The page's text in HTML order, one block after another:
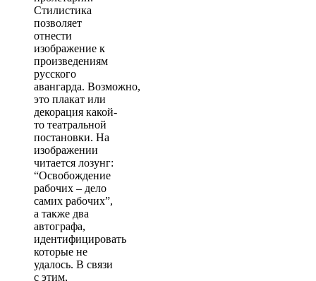
Стилистика
позволяет
отнести
изображение к
произведениям
русского
авангарда. Возможно,
это плакат или
декорация какой-
то театральной
постановки. На
изображении
читается лозунг:
“Освобождение
рабочих – дело
самих рабочих”,
а также два
автографа,
идентифицировать
которые не
удалось. В связи
с этим,